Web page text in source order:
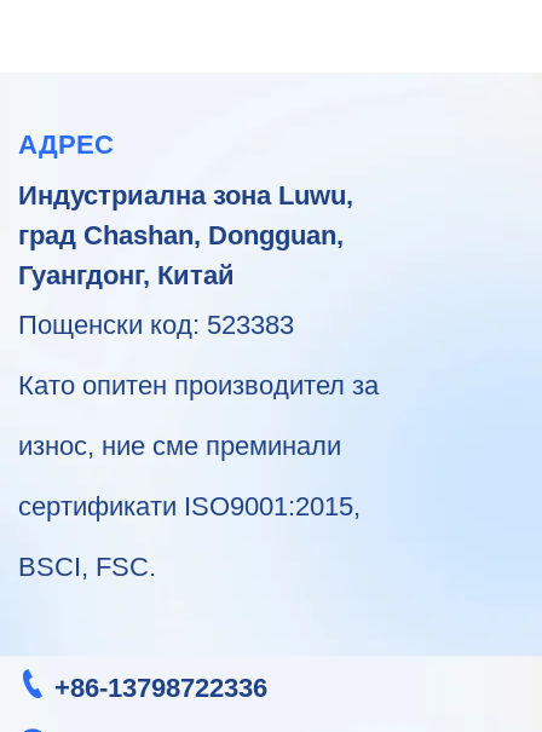
АДРЕС
Индустриална зона Luwu,
град Chashan, Dongguan,
Гуангдонг, Китай
Пощенски код: 523383
Като опитен производител за
износ, ние сме преминали
сертификати ISO9001:2015,
BSCI, FSC.
+86-13798722336